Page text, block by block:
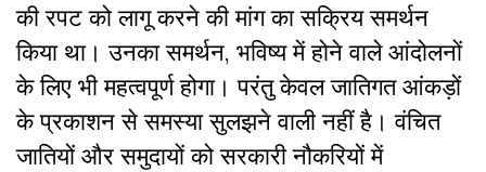
की रपट को लागू करने की मांग का सक्रिय समर्थन
किया था। उनका समर्थन, भविष्य में होने वाले आंदोलनों
के लिए भी महत्वपूर्ण होगा। परंतु केवल जातिगत आंकड़ों
के प्रकाशन से समस्या सुलझने वाली नहीं है। वंचित
जातियों और समुदायों को सरकारी नौकरियों में